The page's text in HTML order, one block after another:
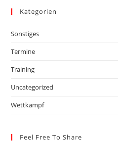
Kategorien
Sonstiges
Termine
Training
Uncategorized
Wettkampf
Feel Free To Share